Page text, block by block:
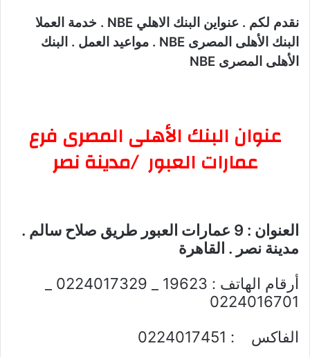
نقدم لكم . عنواين البنك الاهلي NBE . خدمة العملا
البنك الأهلى المصرى NBE . مواعيد العمل . البنك
الأهلى المصرى NBE
عنوان البنك الأهلى المصرى فرع
عمارات العبور /مدينة نصر
العنوان : 9 عمارات العبور طريق صلاح سالم .
مدينة نصر . القاهرة
0224016701
الفاكس : 0224017451